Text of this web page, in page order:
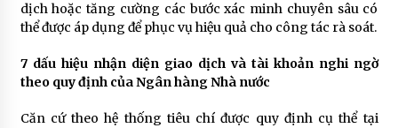
dịch hoặc tăng cường các bước xác minh chuyên sâu có
thể được áp dụng để phục vụ hiệu quả cho công tác rà soát.
7 dấu hiệu nhận diện giao dịch và tài khoản nghi ngờ
theo quy định của Ngân hàng Nhà nước
Căn cứ theo hệ thống tiêu chí được quy định cụ thể tại